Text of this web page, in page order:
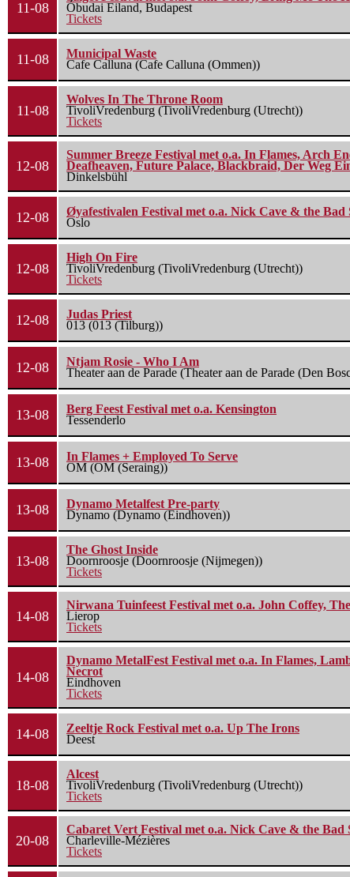
11-08
Óbudai Eiland, Budapest
Tickets
11-08
Municipal Waste
Cafe Calluna (Cafe Calluna (Ommen))
11-08
Wolves In The Throne Room
TivoliVredenburg (TivoliVredenburg (Utrecht))
Tickets
12-08
Summer Breeze Festival met o.a. In Flames, Arch
Deafheaven, Future Palace, Blackbraid, Der Weg
Dinkelsbühl
12-08
Øyafestivalen Festival met o.a. Nick Cave & the Bad
Oslo
12-08
High On Fire
TivoliVredenburg (TivoliVredenburg (Utrecht))
Tickets
12-08
Judas Priest
013 (013 (Tilburg))
12-08
Ntjam Rosie - Who I Am
Theater aan de Parade (Theater aan de Parade (Den
13-08
Berg Feest Festival met o.a. Kensington
Tessenderlo
13-08
In Flames + Employed To Serve
OM (OM (Seraing))
13-08
Dynamo Metalfest Pre-party
Dynamo (Dynamo (Eindhoven))
13-08
The Ghost Inside
Doornroosje (Doornroosje (Nijmegen))
Tickets
14-08
Nirwana Tuinfeest Festival met o.a. John Coffey,
Lierop
Tickets
14-08
Dynamo MetalFest Festival met o.a. In Flames,
Necrot
Eindhoven
Tickets
14-08
Zeeltje Rock Festival met o.a. Up The Irons
Deest
18-08
Alcest
TivoliVredenburg (TivoliVredenburg (Utrecht))
Tickets
20-08
Cabaret Vert Festival met o.a. Nick Cave & the Bad
Charleville-Mézières
Tickets